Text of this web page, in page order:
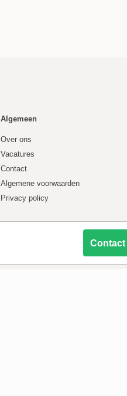
Contact
Algemeen
Over ons
Vacatures
Contact
Algemene voorwaarden
Privacy policy